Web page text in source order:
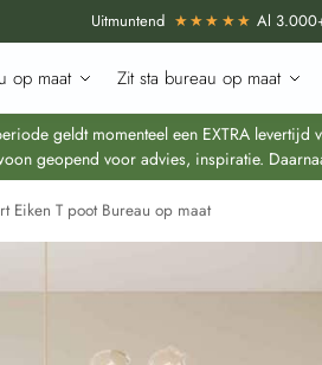
Uitmuntend ★★★★★ Al
op maat Zit sta bureau op maat
geldt momenteel een EXTRA
geopend voor advies, inspiratie.
Eiken T poot Bureau op maat